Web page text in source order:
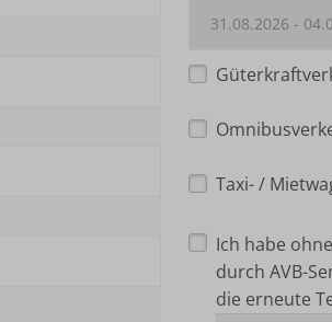
Taxi- /
Ich habe
durch AVB-
die erneute